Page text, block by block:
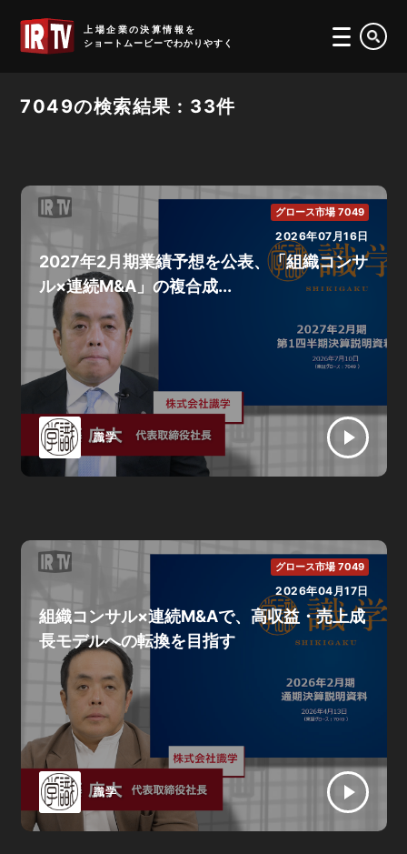
上場企業の決算情報を
ショートムービーでわかりやすく
7049の検索結果 : 33件
グロース市場 7049
2026年07月16日
識学
2027年2月期業績予想を公表、「組織コンサ
ル×連続M&A」の複合成...
グロース市場 7049
2026年04月17日
識学
組織コンサル×連続M&Aで、高収益・売上成
長モデルへの転換を目指す